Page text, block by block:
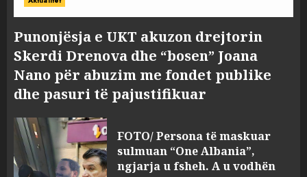
Punonjësja e UKT akuzon drejtorin
Skerdi Drenova dhe “bosen” Joana
Nano për abuzim me fondet publike
dhe pasuri të pajustifikuar
FOTO/ Persona të maskuar
sulmuan “One Albania”,
ngjarja u fsheh. A u vodhën